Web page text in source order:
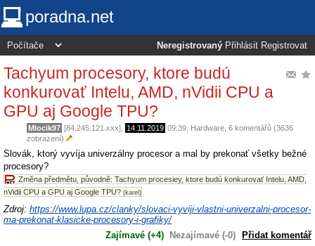
poradna.net
Neregistrovaný Přihlásit Registrovat
Tachyum procesory, ktore budú
konkurovať Intelu, AMD, nVidii CPU a
GPU aj Google TPU?
Mlocik97 [84.245.121.xxx], 14.11.2019 09:39 Hardware , 6 komentářů (3636
zobrazení)
Slovák, ktorý vyvíja univerzálny procesor a mal by prekonať všetky bežné
procesory?
Změna předmětu, původně: Tachyum procesiey, ktore budú konkurovať Intelu, AMD,
nVidii CPU a GPU aj Google TPU? (karel)
Zdroj: https://www.lupa.cz/clanky/slovaci-vyviji-vlastni-univerzalni-procesor-
ma-prekonat-klasicke-procesory-i-grafiky/
Zajímavé (+4)
Nezajímavé (-0) Přidat komentář